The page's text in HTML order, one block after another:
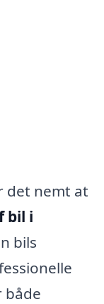
det nemt at
bil i
bils
både